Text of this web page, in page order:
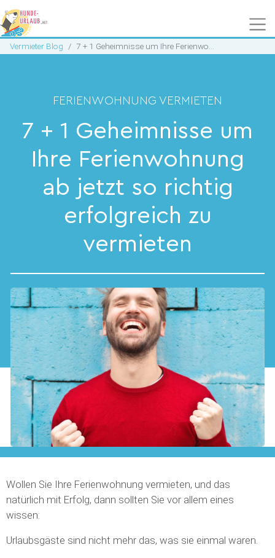
Vermieter Blog 7 + 1 Geheimnisse um Ihre Ferienwohnung ab jetzt so richtig erfolgreich zu vermieten
FERIENWOHNUNG VERMIETEN
7 + 1 Geheimnisse um
Ihre Ferienwohnung
ab jetzt so richtig
erfolgreich zu
vermieten
Wollen Sie Ihre Ferienwohnung vermieten, und das
natürlich mit Erfolg, dann sollten Sie vor allem eines
wissen:
Urlaubsgäste sind nicht mehr das, was sie einmal waren.